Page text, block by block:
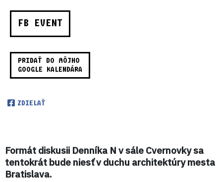
FB EVENT
PRIDAŤ DO MÔJHO
GOOGLE KALENDÁRA
ZDIELAŤ
Formát diskusii Denníka N v sále Cvernovky sa
tentokrát bude niesť v duchu architektúry mesta
Bratislava.